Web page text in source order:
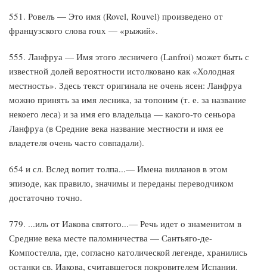
551. Ровелъ — Это имя (Rovel, Rouvel) произведено от
французского слова roux — «рыжий».
555. Ланфруа — Имя этого лесничего (Lanfroi) может быть с
известной долей вероятности истолковано как «Холодная
местность». Здесь текст оригинала не очень ясен: Ланфруа
мож­но принять за имя лесника, за топоним (т. е. за название
неко­его леса) и за имя его владельца — какого-то сеньора
Ланфруа (в Средние века название местности и имя ее
владетеля очень часто совпадали).
654 и сл. Вслед вопит толпа...— Имена вилланов в этом
эпизоде, как правило, значимы и переданы переводчиком
доста­точно точно.
779. ...иль от Иакова святого...— Речь идет о знаменитом в
Средние века месте паломничества — Сантьяго-де-
Компостелла, где, согласно католической легенде, хранились
останки св. Иа­кова, считавшегося покровителем Испании.